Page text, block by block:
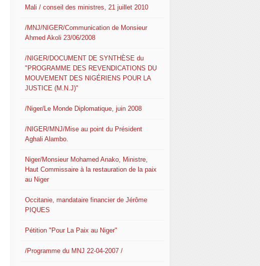
Mali / conseil des ministres, 21 juillet 2010
/MNJ/NIGER/Communication de Monsieur
Ahmed Akoli 23/06/2008
/NIGER/DOCUMENT DE SYNTHÈSE du
"PROGRAMME DES REVENDICATIONS DU
MOUVEMENT DES NIGÉRIENS POUR LA
JUSTICE (M.N.J)"
/Niger/Le Monde Diplomatique, juin 2008
/NIGER/MNJ/Mise au point du Président
Aghali Alambo.
Niger/Monsieur Mohamed Anako, Ministre,
Haut Commissaire à la restauration de la paix
au Niger
Occitanie, mandataire financier de Jérôme
PIQUES
Pétition "Pour La Paix au Niger"
/Programme du MNJ 22-04-2007 /